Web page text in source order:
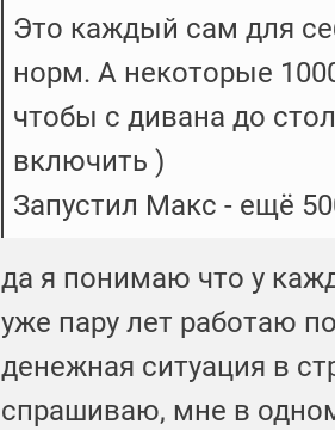
Это каждый сам для
норм. А некоторые
чтобы с дивана до
включить )
Запустил Макс - ещё
да я понимаю что у
уже пару лет работаю
денежная ситуация в
спрашиваю, мне в